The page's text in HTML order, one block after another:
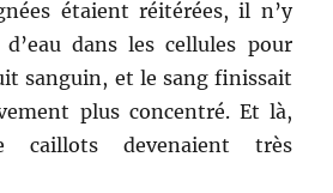
étaient réitérées, il n’y
dans les cellules pour
sanguin, et le sang finissait
plus concentré. Et là,
caillots devenaient très